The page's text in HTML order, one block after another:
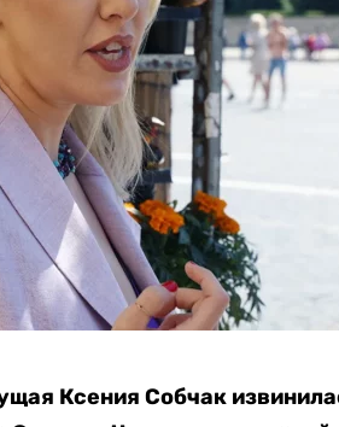
Ксения Собчак